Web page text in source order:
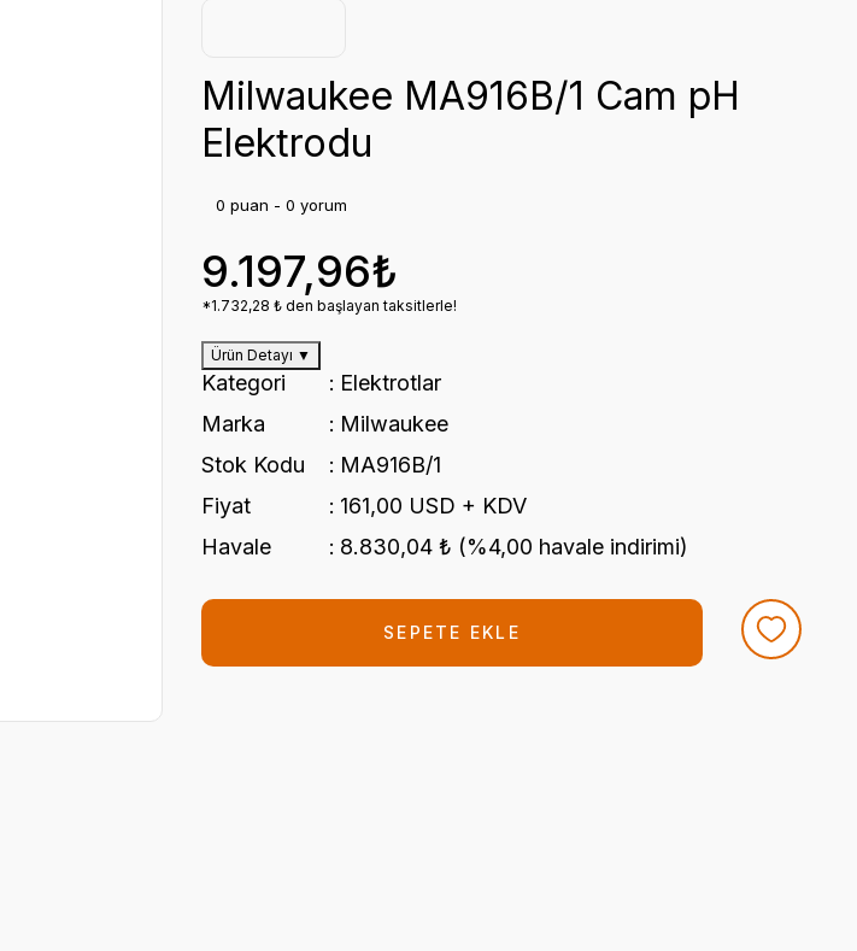
Milwaukee MA916B/1 Cam pH
Elektrodu
0 puan - 0 yorum
9.197,96₺
*1.732,28 ₺ den başlayan taksitlerle!
Ürün Detayı ▼
Kategori
Elektrotlar
Marka
Milwaukee
Stok Kodu
MA916B/1
Fiyat
161,00 USD + KDV
Havale
8.830,04 ₺ (%4,00 havale indirimi)
SEPETE EKLE